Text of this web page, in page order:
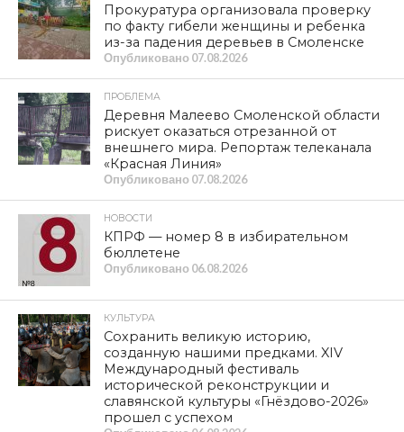
Прокуратура организовала проверку
по факту гибели женщины и ребенка
из-за падения деревьев в Смоленске
Опубликовано 07.08.2026
ПРОБЛЕМА
Деревня Малеево Смоленской области
рискует оказаться отрезанной от
внешнего мира. Репортаж телеканала
«Красная Линия»
Опубликовано 07.08.2026
НОВОСТИ
КПРФ — номер 8 в избирательном
бюллетене
Опубликовано 06.08.2026
КУЛЬТУРА
Сохранить великую историю,
созданную нашими предками. XIV
Международный фестиваль
исторической реконструкции и
славянской культуры «Гнёздово-2026»
прошел с успехом